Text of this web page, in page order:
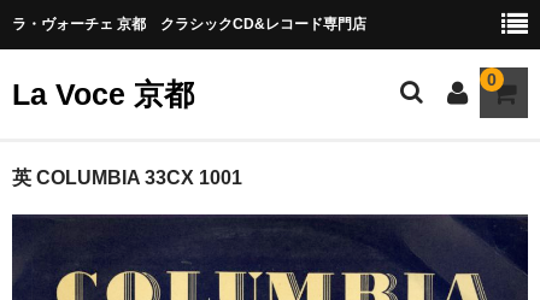
ラ・ヴォーチェ 京都 クラシックCD&レコード専門店
La Voce 京都 0
CATALOG LP
New arrival
交響曲・管弦楽曲
英 COLUMBIA 33CX 1001